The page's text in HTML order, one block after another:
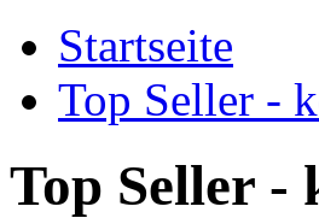
Startseite
Top Seller -
Top Seller -